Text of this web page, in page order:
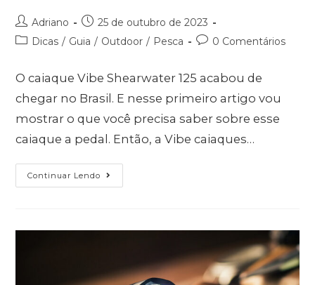
Adriano
25 de outubro de 2023
Dicas / Guia / Outdoor / Pesca 0 Comentários
O caiaque Vibe Shearwater 125 acabou de
chegar no Brasil. E nesse primeiro artigo vou
mostrar o que você precisa saber sobre esse
caiaque a pedal. Então, a Vibe caiaques…
Continuar Lendo